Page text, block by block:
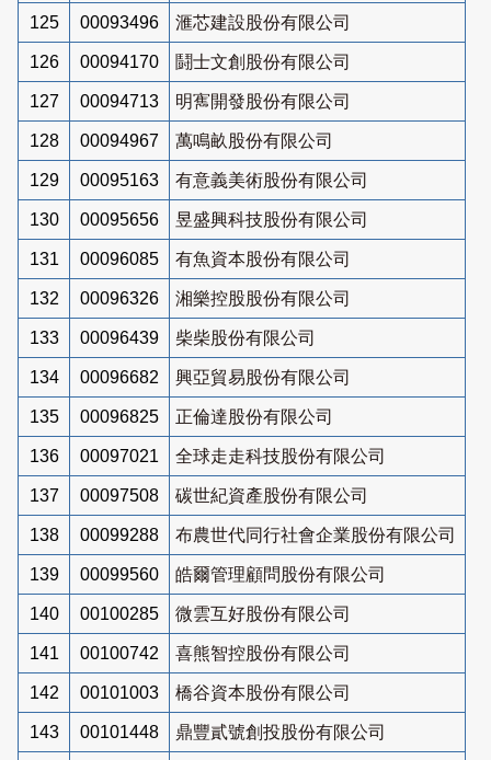
125 00093496 滙芯建設股份有限公司
126 00094170 鬪士文創股份有限公司
127 00094713 明寯開發股份有限公司
128 00094967 萬鳴畝股份有限公司
129 00095163 有意義美術股份有限公司
130 00095656 昱盛興科技股份有限公司
131 00096085 有魚資本股份有限公司
132 00096326 湘樂控股股份有限公司
133 00096439 柴柴股份有限公司
134 00096682 興亞貿易股份有限公司
135 00096825 正倫達股份有限公司
136 00097021 全球走走科技股份有限公司
137 00097508 碳世紀資產股份有限公司
138 00099288 布農世代同行社會企業股份有限公司
139 00099560 皓爾管理顧問股份有限公司
140 00100285 微雲互好股份有限公司
141 00100742 喜熊智控股份有限公司
142 00101003 橋谷資本股份有限公司
143 00101448 鼎豐貳號創投股份有限公司